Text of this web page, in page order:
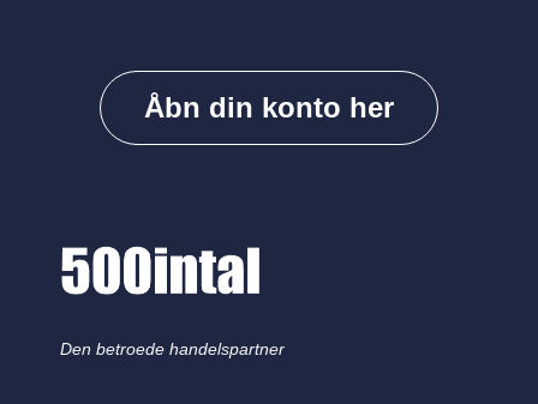
Åbn din konto her
Den betroede handelspartner